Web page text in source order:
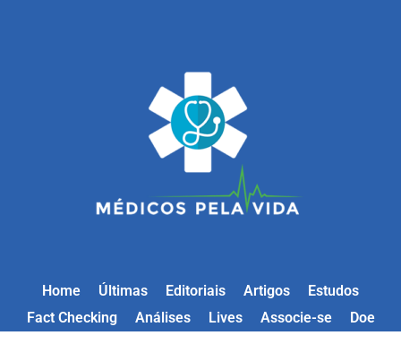
Home Últimas Editoriais Artigos
Estudos
Fact Checking
Análises Lives Associe-se Doe